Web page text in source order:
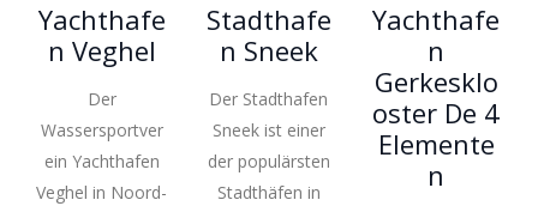
Yachthafe
n Veghel
Der
Wassersportver
ein Yachthafen
Veghel in Noord-
Stadthafe
n Sneek
Der Stadthafen
Sneek ist einer
der populärsten
Stadthäfen in
Yachthafe
n
Gerkesklo
oster De 4
Elemente
n